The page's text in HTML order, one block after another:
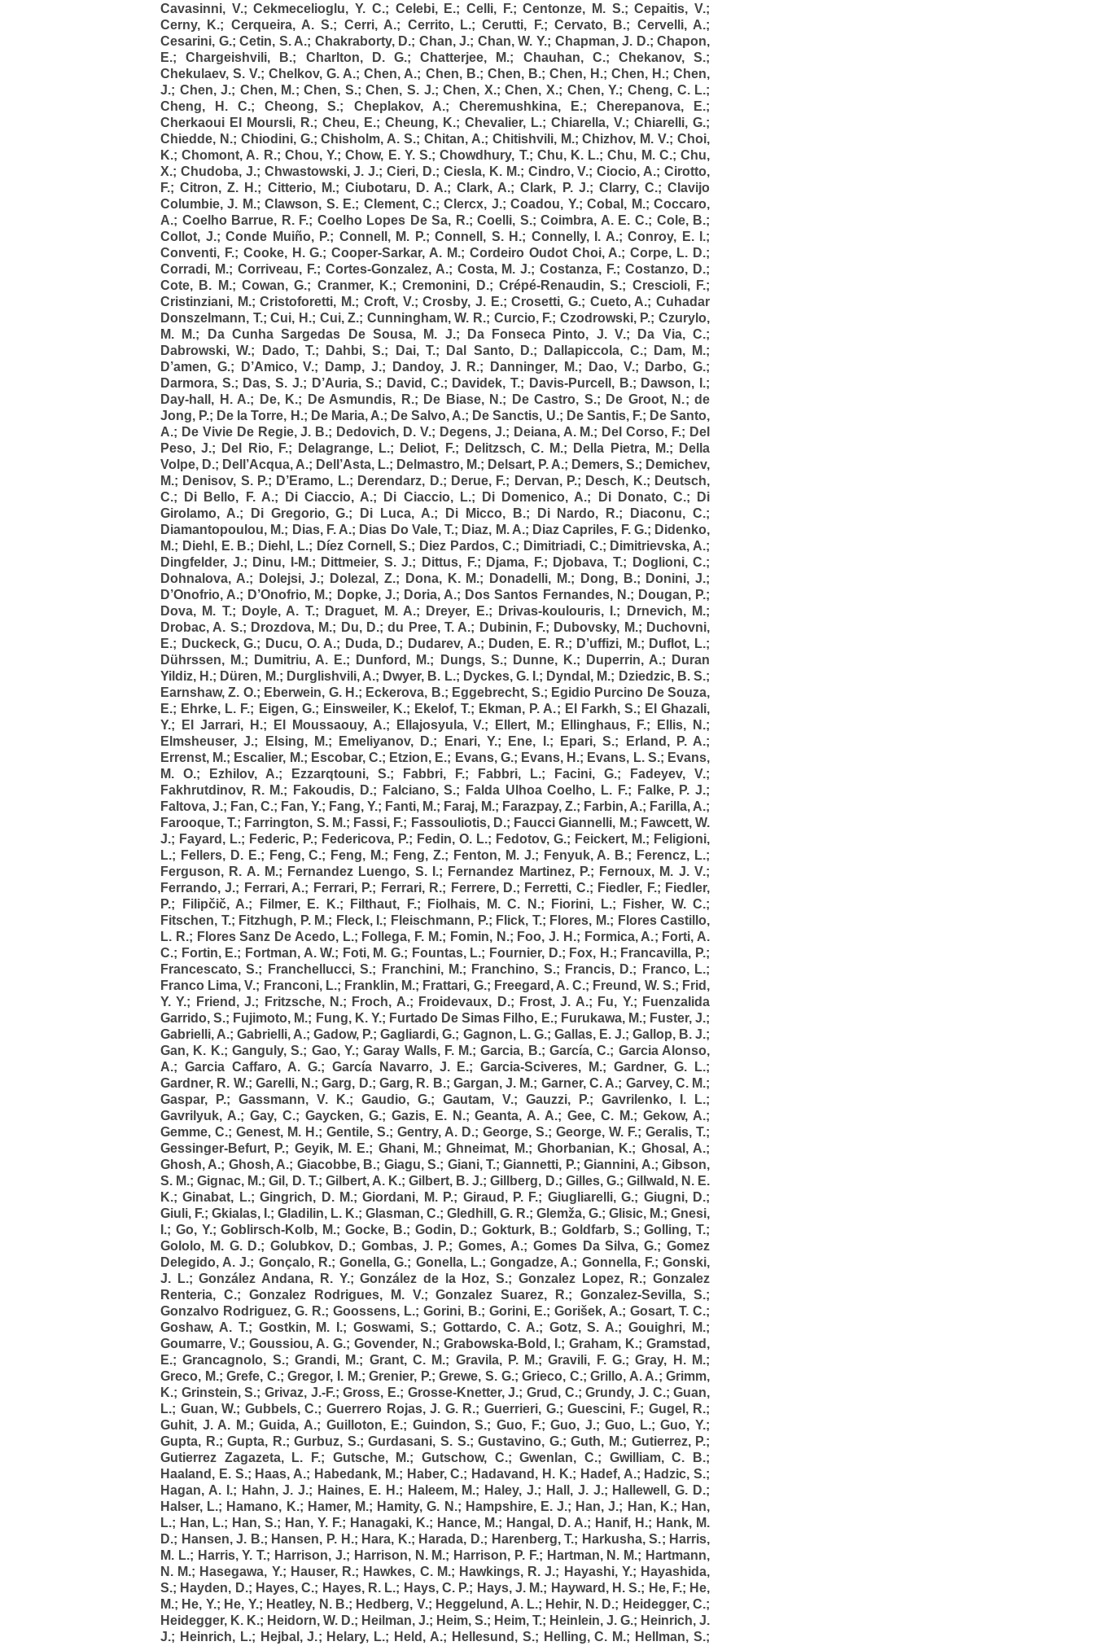
Cavasinni, V.;Cekmecelioglu, Y. C.; Celebi, E.; Celli, F.;Centonze, M. S.;Cepaitis, V.;
Cerny, K.; Cerqueira, A. S.; Cerri, A.; Cerrito, L.;Cerutti, F.; Cervato, B.; Cervelli, A.;
Cesarini, G.;Cetin, S. A.; Chakraborty, D.; Chan, J.; Chan, W. Y.; Chapman, J. D.;Chapon,
E.;Chargeishvili, B.; Charlton, D. G.;Chatterjee, M.; Chauhan, C.; Chekanov, S.;
Chekulaev, S. V.;Chelkov, G. A.;Chen, A.; Chen, B.; Chen, B.; Chen, H.; Chen, H.; Chen,
J.; Chen, J.; Chen, M.;Chen, S.;Chen, S. J.;Chen, X.;Chen, X.; Chen, Y.; Cheng, C. L.;
Cheng, H. C.;Cheong, S.; Cheplakov, A.; Cheremushkina, E.; Cherepanova, E.;
Cherkaoui El Moursli, R.; Cheu, E.; Cheung, K.; Chevalier, L.; Chiarella, V.; Chiarelli, G.;
Chiedde, N.; Chiodini, G.;Chisholm, A. S.;Chitan, A.; Chitishvili, M.;Chizhov, M. V.;Choi,
K.;Chomont, A. R.; Chou, Y.;Chow, E. Y. S.;Chowdhury, T.; Chu, K. L.;Chu, M. C.;Chu,
X.; Chudoba, J.; Chwastowski, J. J.;Cieri, D.; Ciesla, K. M.; Cindro, V.;Ciocio, A.;Cirotto,
F.;Citron, Z. H.; Citterio, M.; Ciubotaru, D. A.;Clark, A.;Clark, P. J.; Clarry, C.; Clavijo
Columbie, J. M.;Clawson, S. E.; Clement, C.;Clercx, J.;Coadou, Y.;Cobal, M.;Coccaro,
A.; Coelho Barrue, R. F.; Coelho Lopes De Sa, R.;Coelli, S.;Coimbra, A. E. C.; Cole, B.;
Collot, J.; Conde Muiño, P.; Connell, M. P.; Connell, S. H.; Connelly, I. A.; Conroy, E. I.;
Conventi, F.; Cooke, H. G.;Cooper-Sarkar, A. M.; Cordeiro Oudot Choi, A.;Corpe, L. D.;
Corradi, M.; Corriveau, F.; Cortes-Gonzalez, A.; Costa, M. J.;Costanza, F.;Costanzo, D.;
Cote, B. M.;Cowan, G.; Cranmer, K.;Cremonini, D.;Crépé-Renaudin, S.; Crescioli, F.;
Cristinziani, M.;Cristoforetti, M.; Croft, V.;Crosby, J. E.;Crosetti, G.; Cueto, A.;Cuhadar
Donszelmann, T.;Cui, H.; Cui, Z.; Cunningham, W. R.; Curcio, F.; Czodrowski, P.;Czurylo,
M. M.; Da Cunha Sargedas De Sousa, M. J.; Da Fonseca Pinto, J. V.; Da Via, C.;
Dabrowski, W.; Dado, T.; Dahbi, S.; Dai, T.; Dal Santo, D.; Dallapiccola, C.; Dam, M.;
D’amen, G.; D’Amico, V.; Damp, J.; Dandoy, J. R.; Danninger, M.; Dao, V.; Darbo, G.;
Darmora, S.; Das, S. J.; D’Auria, S.; David, C.; Davidek, T.; Davis-Purcell, B.; Dawson, I.;
Day-hall, H. A.; De, K.; De Asmundis, R.; De Biase, N.; De Castro, S.; De Groot, N.;de
Jong, P.; De la Torre, H.; De Maria, A.; De Salvo, A.; De Sanctis, U.; De Santis, F.; De Santo,
A.; De Vivie De Regie, J. B.; Dedovich, D. V.; Degens, J.; Deiana, A. M.; Del Corso, F.; Del
Peso, J.; Del Rio, F.; Delagrange, L.; Deliot, F.; Delitzsch, C. M.; Della Pietra, M.;
Della
Volpe, D.; Dell’Acqua, A.; Dell’Asta, L.; Delmastro, M.; Delsart, P. A.; Demers, S.; Demichev,
M.; Denisov, S. P.; D’Eramo, L.; Derendarz, D.; Derue, F.; Dervan, P.; Desch, K.; Deutsch,
C.; Di Bello, F. A.; Di Ciaccio, A.; Di Ciaccio, L.; Di Domenico, A.; Di Donato, C.;
Di
Girolamo, A.; Di Gregorio, G.; Di Luca, A.; Di Micco, B.; Di Nardo, R.; Diaconu, C.;
Diamantopoulou, M.; Dias, F. A.; Dias Do Vale, T.; Diaz, M. A.; Diaz Capriles, F. G.; Didenko,
M.; Diehl, E. B.; Diehl, L.; Díez Cornell, S.; Diez Pardos, C.; Dimitriadi, C.; Dimitrievska, A.;
Dingfelder, J.; Dinu, I-M.; Dittmeier, S. J.; Dittus, F.; Djama, F.; Djobava, T.; Doglioni, C.;
Dohnalova, A.; Dolejsi, J.; Dolezal, Z.; Dona, K. M.; Donadelli, M.; Dong, B.; Donini, J.;
D’Onofrio, A.; D’Onofrio, M.; Dopke, J.; Doria, A.; Dos Santos Fernandes, N.; Dougan, P.;
Dova, M. T.; Doyle, A. T.; Draguet, M. A.; Dreyer, E.; Drivas-koulouris, I.; Drnevich, M.;
Drobac, A. S.; Drozdova, M.; Du, D.;du Pree, T. A.; Dubinin, F.; Dubovsky, M.; Duchovni,
E.; Duckeck, G.; Ducu, O. A.; Duda, D.; Dudarev, A.; Duden, E. R.; D’uffizi, M.; Duflot, L.;
Dührssen, M.; Dumitriu, A. E.; Dunford, M.; Dungs, S.; Dunne, K.; Duperrin, A.;
Duran
Yildiz, H.; Düren, M.; Durglishvili, A.; Dwyer, B. L.; Dyckes, G. I.; Dyndal, M.; Dziedzic, B. S.;
Earnshaw, Z. O.; Eberwein, G. H.; Eckerova, B.; Eggebrecht, S.; Egidio Purcino De Souza,
E.; Ehrke, L. F.; Eigen, G.; Einsweiler, K.; Ekelof, T.; Ekman, P. A.; El Farkh, S.; El Ghazali,
Y.; El Jarrari, H.; El Moussaouy, A.; Ellajosyula, V.; Ellert, M.; Ellinghaus, F.; Ellis, N.;
Elmsheuser, J.; Elsing, M.; Emeliyanov, D.; Enari, Y.; Ene, I.; Epari, S.; Erland, P. A.;
Errenst, M.; Escalier, M.; Escobar, C.; Etzion, E.; Evans, G.; Evans, H.; Evans, L. S.; Evans,
M. O.; Ezhilov, A.; Ezzarqtouni, S.; Fabbri, F.; Fabbri, L.; Facini, G.; Fadeyev, V.;
Fakhrutdinov, R. M.; Fakoudis, D.; Falciano, S.; Falda Ulhoa Coelho, L. F.; Falke, P. J.;
Faltova, J.; Fan, C.; Fan, Y.; Fang, Y.; Fanti, M.; Faraj, M.; Farazpay, Z.; Farbin, A.; Farilla, A.;
Farooque, T.; Farrington, S. M.; Fassi, F.; Fassouliotis, D.; Faucci Giannelli, M.; Fawcett, W.
J.; Fayard, L.; Federic, P.; Federicova, P.; Fedin, O. L.; Fedotov, G.; Feickert, M.; Feligioni,
L.; Fellers, D. E.; Feng, C.; Feng, M.; Feng, Z.; Fenton, M. J.; Fenyuk, A. B.; Ferencz, L.;
Ferguson, R. A. M.; Fernandez Luengo, S. I.; Fernandez Martinez, P.; Fernoux, M. J. V.;
Ferrando, J.; Ferrari, A.; Ferrari, P.; Ferrari, R.; Ferrere, D.; Ferretti, C.; Fiedler, F.; Fiedler,
P.; Filipčič, A.; Filmer, E. K.; Filthaut, F.; Fiolhais, M. C. N.; Fiorini, L.; Fisher, W. C.;
Fitschen, T.; Fitzhugh, P. M.; Fleck, I.; Fleischmann, P.; Flick, T.; Flores, M.; Flores Castillo,
L. R.; Flores Sanz De Acedo, L.; Follega, F. M.; Fomin, N.; Foo, J. H.; Formica, A.; Forti, A.
C.; Fortin, E.; Fortman, A. W.; Foti, M. G.; Fountas, L.; Fournier, D.; Fox, H.; Francavilla, P.;
Francescato, S.; Franchellucci, S.; Franchini, M.; Franchino, S.; Francis, D.; Franco, L.;
Franco Lima, V.; Franconi, L.; Franklin, M.; Frattari, G.; Freegard, A. C.; Freund, W. S.; Frid,
Y. Y.; Friend, J.; Fritzsche, N.; Froch, A.; Froidevaux, D.; Frost, J. A.; Fu, Y.; Fuenzalida
Garrido, S.; Fujimoto, M.; Fung, K. Y.; Furtado De Simas Filho, E.; Furukawa, M.; Fuster, J.;
Gabrielli, A.;Gabrielli, A.;Gadow, P.;Gagliardi, G.; Gagnon, L. G.; Gallas, E. J.; Gallop, B. J.;
Gan, K. K.; Ganguly, S.; Gao, Y.;Garay Walls, F. M.;Garcia, B.;García, C.; Garcia Alonso,
A.; Garcia Caffaro, A. G.; García Navarro, J. E.;Garcia-Sciveres, M.;Gardner, G. L.;
Gardner, R. W.; Garelli, N.;Garg, D.; Garg, R. B.; Gargan, J. M.; Garner, C. A.; Garvey, C. M.;
Gaspar, P.; Gassmann, V. K.; Gaudio, G.; Gautam, V.; Gauzzi, P.; Gavrilenko, I. L.;
Gavrilyuk, A.; Gay, C.; Gaycken, G.; Gazis, E. N.;Geanta, A. A.;Gee, C. M.;Gekow, A.;
Gemme, C.; Genest, M. H.; Gentile, S.; Gentry, A. D.; George, S.; George, W. F.; Geralis, T.;
Gessinger-Befurt, P.; Geyik, M. E.; Ghani, M.;Ghneimat, M.;Ghorbanian, K.; Ghosal, A.;
Ghosh, A.; Ghosh, A.; Giacobbe, B.; Giagu, S.; Giani, T.;Giannetti, P.;Giannini, A.;Gibson,
S. M.;Gignac, M.;Gil, D. T.; Gilbert, A. K.;Gilbert, B. J.;Gillberg, D.; Gilles, G.; Gillwald, N. E.
K.;Ginabat, L.;Gingrich, D. M.;Giordani, M. P.; Giraud, P. F.; Giugliarelli, G.; Giugni, D.;
Giuli, F.; Gkialas, I.; Gladilin, L. K.; Glasman, C.; Gledhill, G. R.; Glemža, G.; Glisic, M.; Gnesi,
I.; Go, Y.;Goblirsch-Kolb, M.; Gocke, B.; Godin, D.;Gokturk, B.; Goldfarb, S.;Golling, T.;
Gololo, M. G. D.;Golubkov, D.; Gombas, J. P.;Gomes, A.; Gomes Da Silva, G.;Gomez
Delegido, A. J.; Gonçalo, R.;Gonella, G.; Gonella, L.;Gongadze, A.; Gonnella, F.;Gonski,
J. L.;González Andana, R. Y.;González de la Hoz, S.; Gonzalez Lopez, R.;Gonzalez
Renteria, C.; Gonzalez Rodrigues, M. V.;Gonzalez Suarez, R.;Gonzalez-Sevilla, S.;
Gonzalvo Rodriguez, G. R.; Goossens, L.; Gorini, B.; Gorini, E.; Gorišek, A.; Gosart, T. C.;
Goshaw, A. T.; Gostkin, M. I.;Goswami, S.; Gottardo, C. A.; Gotz, S. A.;Gouighri, M.;
Goumarre, V.;Goussiou, A. G.;Govender, N.; Grabowska-Bold, I.; Graham, K.;Gramstad,
E.;Grancagnolo, S.; Grandi, M.; Grant, C. M.; Gravila, P. M.;Gravili, F. G.;Gray, H. M.;
Greco, M.;Grefe, C.;Gregor, I. M.;Grenier, P.;Grewe, S. G.;Grieco, C.;Grillo, A. A.;Grimm,
K.; Grinstein, S.; Grivaz, J.-F.;Gross, E.; Grosse-Knetter, J.; Grud, C.;Grundy, J. C.;Guan,
L.; Guan, W.; Gubbels, C.;Guerrero Rojas, J. G. R.;Guerrieri, G.;Guescini, F.; Gugel, R.;
Guhit, J. A. M.;Guida, A.; Guilloton, E.; Guindon, S.; Guo, F.;Guo, J.;Guo, L.;Guo, Y.;
Gupta, R.;Gupta, R.;Gurbuz, S.;Gurdasani, S. S.;Gustavino, G.;Guth, M.; Gutierrez, P.;
Gutierrez Zagazeta, L. F.; Gutsche, M.;Gutschow, C.;Gwenlan, C.; Gwilliam, C. B.;
Haaland, E. S.; Haas, A.; Habedank, M.; Haber, C.; Hadavand, H. K.; Hadef, A.; Hadzic, S.;
Hagan, A. I.; Hahn, J. J.; Haines, E. H.; Haleem, M.; Haley, J.; Hall, J. J.; Hallewell, G. D.;
Halser, L.; Hamano, K.; Hamer, M.; Hamity, G. N.; Hampshire, E. J.; Han, J.; Han, K.; Han,
L.; Han, L.; Han, S.; Han, Y. F.; Hanagaki, K.; Hance, M.; Hangal, D. A.; Hanif, H.; Hank, M.
D.; Hansen, J. B.; Hansen, P. H.; Hara, K.; Harada, D.; Harenberg, T.; Harkusha, S.; Harris,
M. L.; Harris, Y. T.; Harrison, J.; Harrison, N. M.; Harrison, P. F.; Hartman, N. M.; Hartmann,
N. M.; Hasegawa, Y.; Hauser, R.; Hawkes, C. M.; Hawkings, R. J.; Hayashi, Y.; Hayashida,
S.; Hayden, D.; Hayes, C.; Hayes, R. L.; Hays, C. P.; Hays, J. M.; Hayward, H. S.; He, F.; He,
M.; He, Y.; He, Y.; Heatley, N. B.; Hedberg, V.; Heggelund, A. L.; Hehir, N. D.; Heidegger, C.;
Heidegger, K. K.; Heidorn, W. D.; Heilman, J.; Heim, S.; Heim, T.; Heinlein, J. G.; Heinrich, J.
J.; Heinrich, L.; Hejbal, J.; Helary, L.; Held, A.; Hellesund, S.; Helling, C. M.; Hellman, S.;